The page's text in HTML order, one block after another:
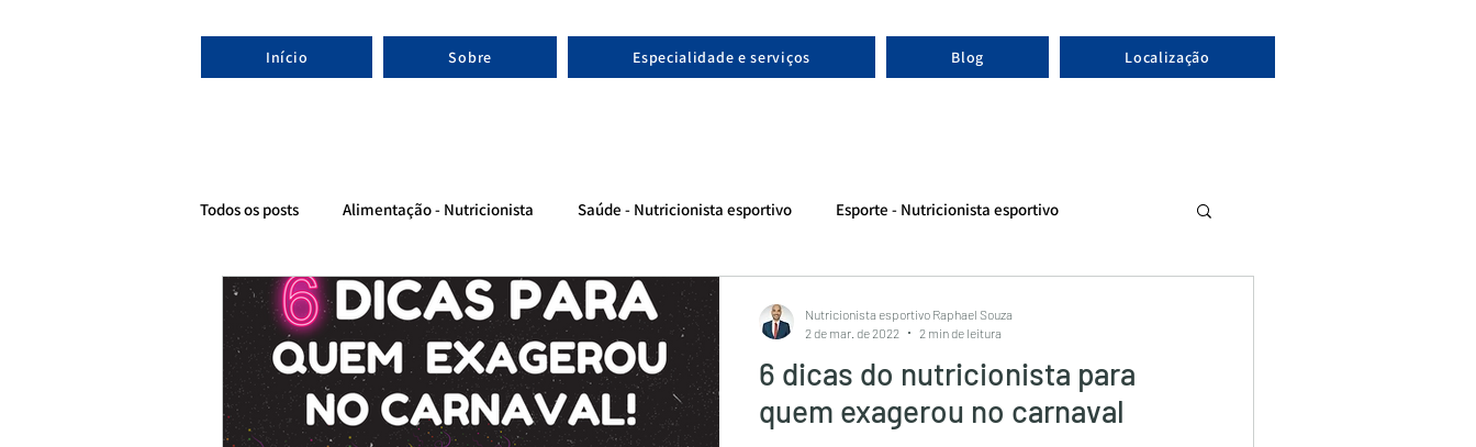
Início Sobre Especialidade e serviços Blog Localização
Todos os posts Alimentação - Nutricionista Saúde - Nutricionista esportivo Esporte - Nutricionista esportivo
Evolução - Nutricionista esportivo
6 dicas do nutricionista para
quem exagerou no carnaval
Nutricionista esportivo Raphael Souza
2 de mar. de 2022
2 min de leitura